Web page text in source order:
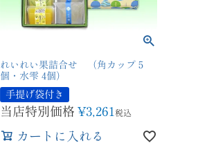
れいれい果詰合せ （角カップ 5
個・水雫 4個）
手提げ袋付き
当店特別価格 ¥3,261 税込
カートに入れる